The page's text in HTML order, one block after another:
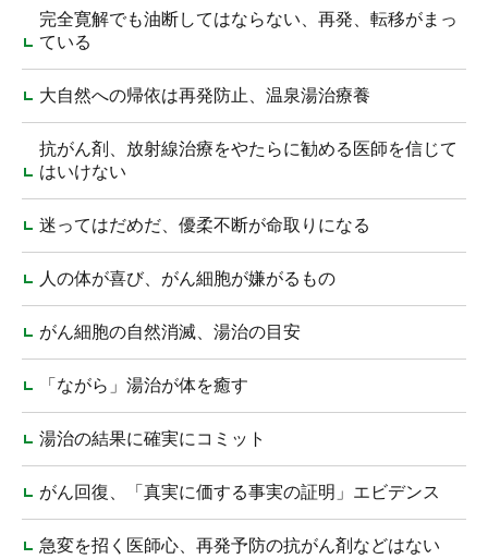
完全寛解でも油断してはならない、再発、転移がまっ
ている
大自然への帰依は再発防止、温泉湯治療養
抗がん剤、放射線治療をやたらに勧める医師を信じて
はいけない
迷ってはだめだ、優柔不断が命取りになる
人の体が喜び、がん細胞が嫌がるもの
がん細胞の自然消滅、湯治の目安
「ながら」湯治が体を癒す
湯治の結果に確実にコミット
がん回復、「真実に価する事実の証明」エビデンス
急変を招く医師心、再発予防の抗がん剤などはない